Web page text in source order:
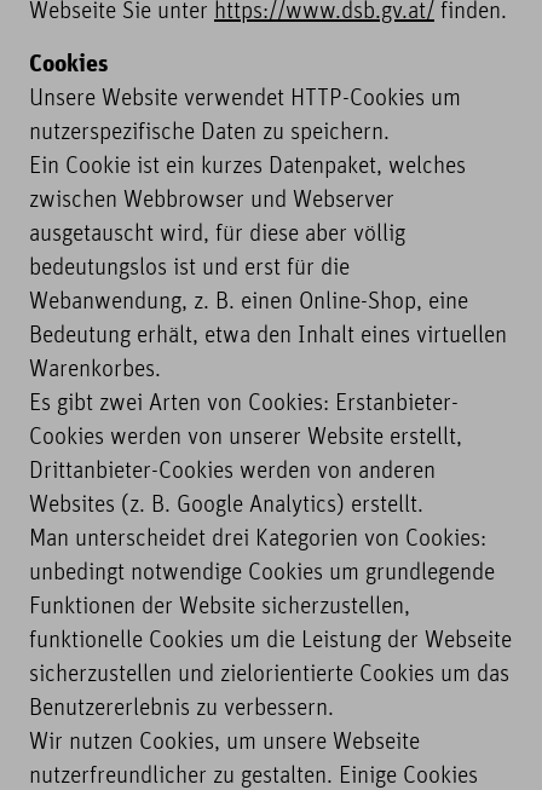
Webseite Sie unter https://www.dsb.gv.at/ finden.
Cookies
Unsere Website verwendet HTTP-Cookies um
nutzerspezifische Daten zu speichern.
Ein Cookie ist ein kurzes Datenpaket, welches
zwischen Webbrowser und Webserver
ausgetauscht wird, für diese aber völlig
bedeutungslos ist und erst für die
Webanwendung, z. B. einen Online-Shop, eine
Bedeutung erhält, etwa den Inhalt eines virtuellen
Warenkorbes.
Es gibt zwei Arten von Cookies: Erstanbieter-
Cookies werden von unserer Website erstellt,
Drittanbieter-Cookies werden von anderen
Websites (z. B. Google Analytics) erstellt.
Man unterscheidet drei Kategorien von Cookies:
unbedingt notwendige Cookies um grundlegende
Funktionen der Website sicherzustellen,
funktionelle Cookies um die Leistung der Webseite
sicherzustellen und zielorientierte Cookies um das
Benutzererlebnis zu verbessern.
Wir nutzen Cookies, um unsere Webseite
nutzerfreundlicher zu gestalten. Einige Cookies